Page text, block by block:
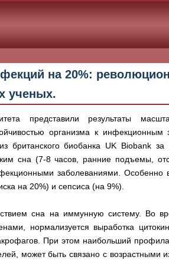
на 20%:
ученых.
представили результаты
организма к инфекционным
британского биобанка UK Biobank
сна (7-8 часов, ранние подъемы,
заболеваниями. Особенно
на 20%) и сепсиса (на 9%).
сна на иммунную систему. Во
нормализуется выработка
При этом наибольший
может быть связано с возрастными